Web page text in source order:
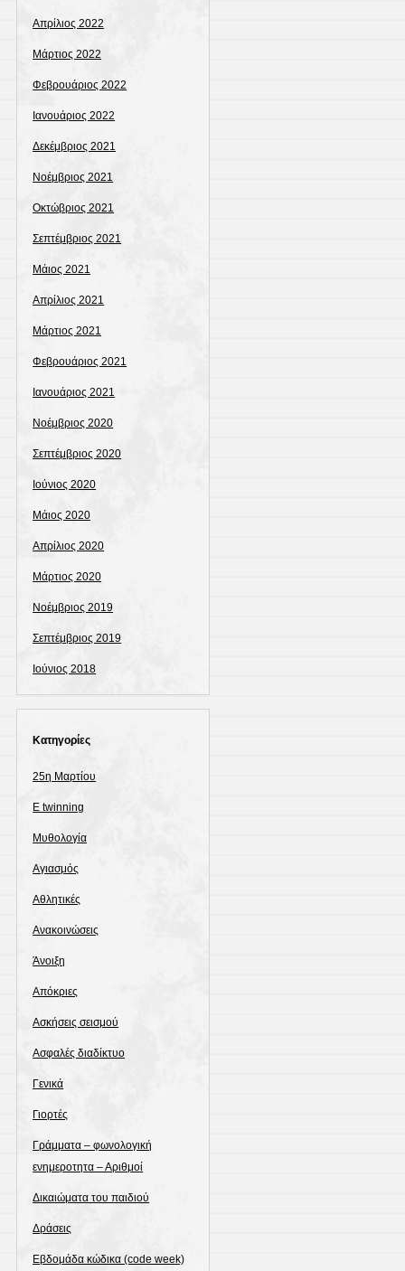
Απρίλιος 2022
Μάρτιος 2022
Φεβρουάριος 2022
Ιανουάριος 2022
Δεκέμβριος 2021
Νοέμβριος 2021
Οκτώβριος 2021
Σεπτέμβριος 2021
Μάιος 2021
Απρίλιος 2021
Μάρτιος 2021
Φεβρουάριος 2021
Ιανουάριος 2021
Νοέμβριος 2020
Σεπτέμβριος 2020
Ιούνιος 2020
Μάιος 2020
Απρίλιος 2020
Μάρτιος 2020
Νοέμβριος 2019
Σεπτέμβριος 2019
Ιούνιος 2018
Kατηγορίες
25η Μαρτίου
E twinning
Mυθολογία
Αγιασμός
Αθλητικές
Ανακοινώσεις
Άνοιξη
Απόκριες
Ασκήσεις σεισμού
Ασφαλές διαδίκτυο
Γενικά
Γιορτές
Γράμματα – φωνολογική
ενημεροτητα – Αριθμοί
Δικαιώματα του παιδιού
Δράσεις
Εβδομάδα κώδικα (code week)